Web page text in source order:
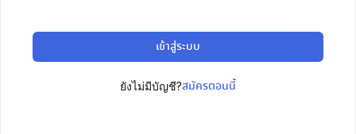
เข้าสู่ระบบ
ยังไม่มีบัญชี?สมัครตอนนี้